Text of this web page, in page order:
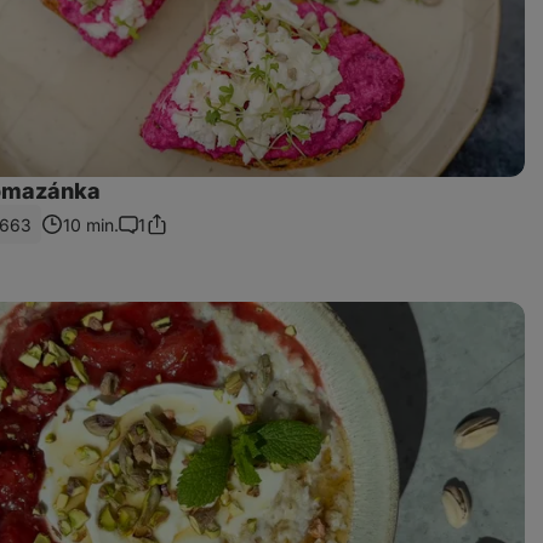
663 10 min.
Komentáře
1Sdílet